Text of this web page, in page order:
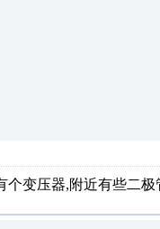
变压器,附近有些二